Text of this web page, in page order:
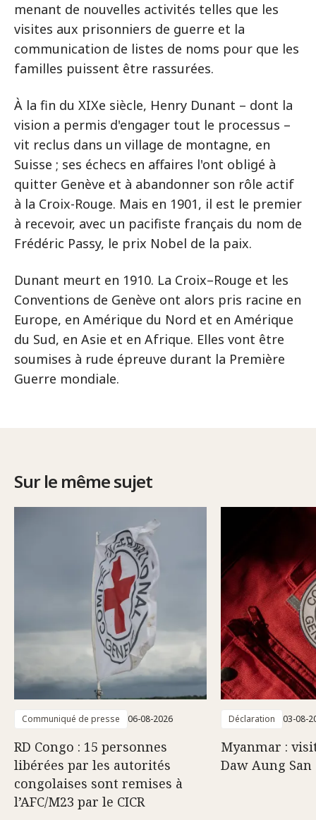
menant de nouvelles activités telles que les
visites aux prisonniers de guerre et la
communication de listes de noms pour que les
familles puissent être rassurées.
À la fin du XIXe siècle, Henry Dunant – dont la
vision a permis d'engager tout le processus –
vit reclus dans un village de montagne, en
Suisse ; ses échecs en affaires l'ont obligé à
quitter Genève et à abandonner son rôle actif
à la Croix-Rouge. Mais en 1901, il est le premier
à recevoir, avec un pacifiste français du nom de
Frédéric Passy, le prix Nobel de la paix.
Dunant meurt en 1910. La Croix–Rouge et les
Conventions de Genève ont alors pris racine en
Europe, en Amérique du Nord et en Amérique
du Sud, en Asie et en Afrique. Elles vont être
soumises à rude épreuve durant la Première
Guerre mondiale.
Sur le même sujet
Communiqué de presse 06-08-2026
RD Congo : 15 personnes
libérées par les autorités
congolaises sont remises à
l’AFC/M23 par le CICR
Déclaration 03-08-
Myanmar :
Daw Aung San